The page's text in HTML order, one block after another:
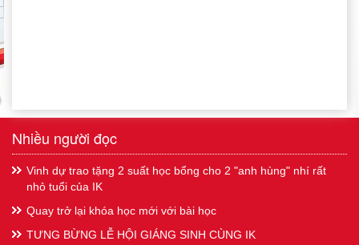
Nhiều người đọc
Vinh dự trao tặng 2 suất học bổng cho 2 "anh hùng" nhí rất
nhỏ tuổi của IK
Quay trở lại khóa học mới với bài học
TƯNG BỪNG LỄ HỘI GIÁNG SINH CÙNG IK